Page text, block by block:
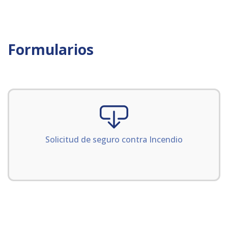
Formularios
Solicitud de seguro contra Incendio